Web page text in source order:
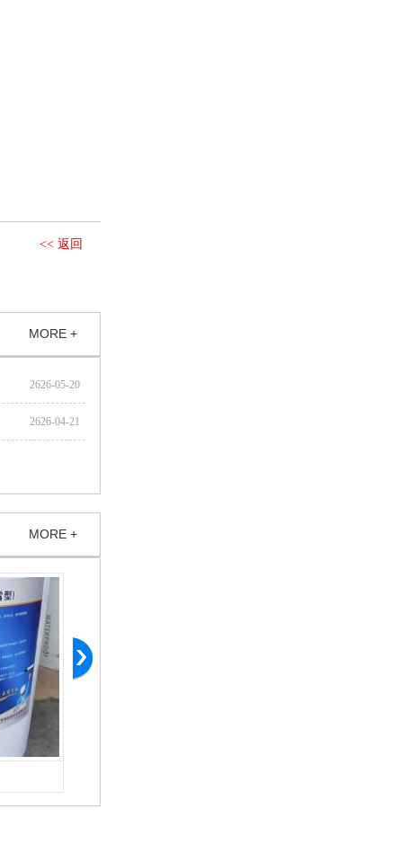
<< 返回
MORE +
2626-05-20
2626-04-21
MORE +